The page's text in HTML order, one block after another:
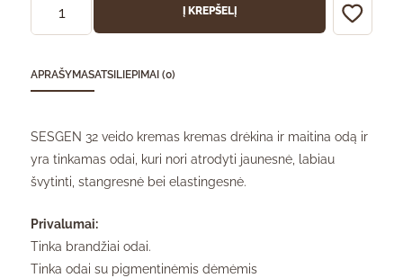
Į KREPŠELĮ
APRAŠYMASATSILIEPIMAI (0)
SESGEN 32 veido kremas kremas drėkina ir maitina odą ir
yra tinkamas odai, kuri nori atrodyti jaunesnė, labiau
švytinti, stangresnė bei elastingesnė.
Privalumai:
Tinka brandžiai odai.
Tinka odai su pigmentinėmis dėmėmis